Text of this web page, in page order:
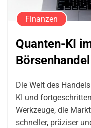
Finanzen
Quanten-KI
Börsenhandel
Die Welt des
KI und
Werkzeuge, die
schneller, präziser